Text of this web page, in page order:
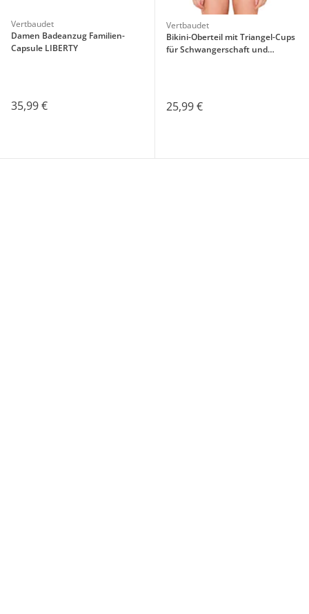
Vertbaudet
Damen Badeanzug Familien-
Capsule LIBERTY
35,99 €
Vertbaudet
Bikini-Oberteil mit Triangel-Cups
für Schwangerschaft und
25,99 €